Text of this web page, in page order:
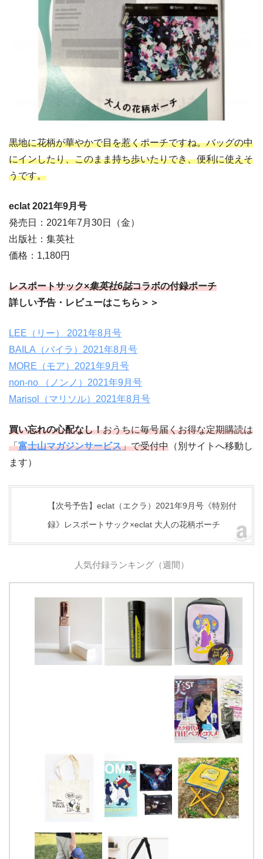
黒地に花柄が華やかで目を惹くポーチですね。バッグの中
にインしたり、このまま持ち歩いたりでき、便利に使えそ
うです。
eclat 2021年9月号
発売日：2021年7月30日（金）
出版社：集英社
価格：1,180円
レスポートサック×集英社6誌コラボの付録ポーチ
詳しい予告・レビューはこちら＞＞
LEE（リー） 2021年8月号
BAILA（バイラ）2021年8月号
MORE（モア）2021年9月号
non-no （ノンノ） 2021年9月号
Marisol（マリソル）2021年8月号
買い忘れの心配なし！おうちに毎号届くお得な定期購読は
「富士山マガジンサービス」で受付中 （別サイトへ移動し
ます）
【次号予告】eclat（エクラ）2021年9月号《特別付
録》レスポートサック×eclat 大人の花柄ポーチ
人気付録ランキング（週間）